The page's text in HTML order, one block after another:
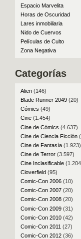
Espacio Marvelita
Horas de Oscuridad
Lares inmobiliaria
Nido de Cuervos
Películas de Culto
Zona Negativa
Categorías
Alien(146)
Blade Runner 2049(20)
Cómics (49)
Cine(1.454)
Cine de Cómics (4.637)
Cine de Ciencia Ficción
Cine de Fantasía(1.923)
Cine de Terror(3.597)
Cine Inclasificable
Cloverfield(95)
Comic-Con 2006(10)
Comic-Con 2007(20)
Comic-Con 2008(20)
Comic-Con 2009(31)
Comic-Con 2010(42)
Comic-Con 2011 (27)
Comic-Con 2012(36)